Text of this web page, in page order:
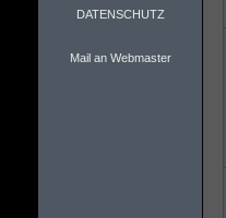
DATENSCHUTZ
Mail an Webmaster